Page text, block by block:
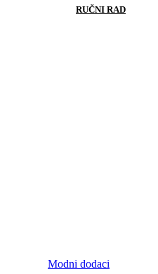
RUČNI RAD
Modni dodaci